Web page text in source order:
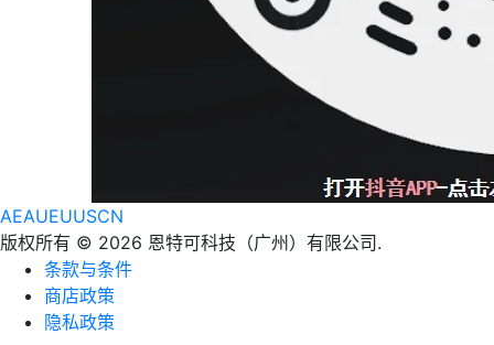
AEAUEUUSCN
版权所有 © 2026 恩特可科技（广州）有限公司.
条款与条件
商店政策
隐私政策